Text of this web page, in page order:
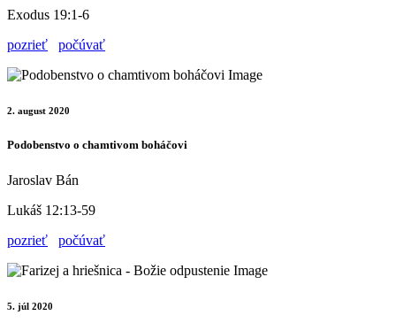
Exodus 19:1-6
pozrieť
počúvať
2. august 2020
Podobenstvo o chamtivom boháčovi
Jaroslav Bán
Lukáš 12:13-59
pozrieť
počúvať
5. júl 2020